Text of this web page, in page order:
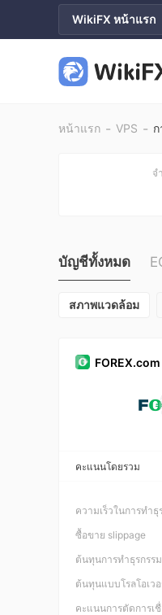
WikiFX หน้าแรก
หน้าแรก - VPS -
จ
บัญชีทั้งหมด
สภาพแวดล้อม
FOREX.com
คะแนนโดยรวม
ความเร็วในการทำธุ
ซื้อขาย slippage
ต้นทุนการทำธุรกรรม
ต้นทุนแบบโรลโอเว
คะแนนการตัดการเ